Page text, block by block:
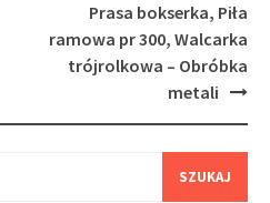
Prasa bokserka, Piła
ramowa pr 300, Walcarka
trójrolkowa – Obróbka
metali